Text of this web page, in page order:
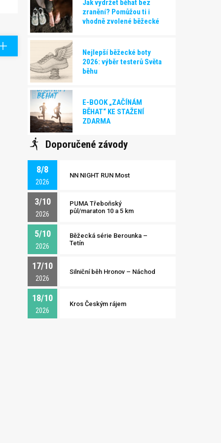
Jak vydržet běhat bez
zranění? Pomůžou ti i
vhodně zvolené běžecké
Nejlepší běžecké boty
2026: výběr testerů Světa
běhu
E-BOOK „ZAČÍNÁM
BĚHAT“ KE STAŽENÍ
ZDARMA
Doporučené závody
8/8
2026
NN NIGHT RUN Most
3/10
2026
PUMA Třeboňský
půl/maraton 10 a 5 km
5/10
2026
Běžecká série Berounka –
Tetín
17/10
2026
Silniční běh Hronov – Náchod
18/10
2026
Kros Českým rájem